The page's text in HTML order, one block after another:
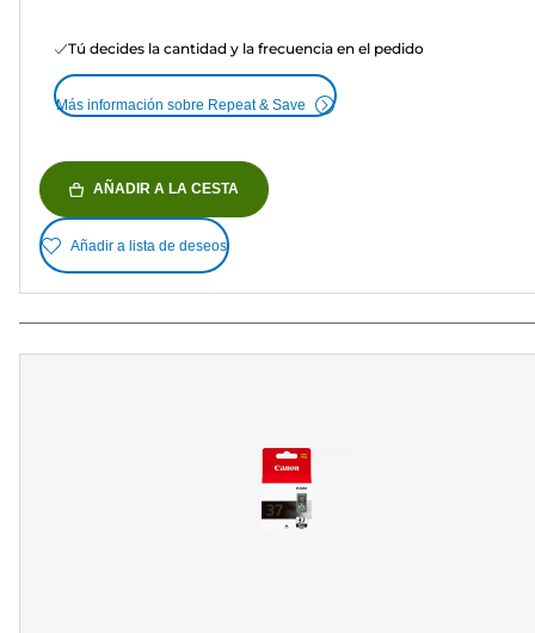
Tú decides la cantidad y la frecuencia en el pedido
Más información sobre Repeat & Save
AÑADIR A LA CESTA
Añadir a lista de deseos